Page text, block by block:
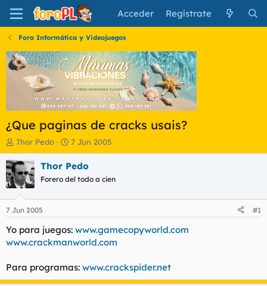
Acceder Regístrate
Foro Informática y Videojuegos
¿Que paginas de cracks usais?
I
n
i
c
i
a
d
o
r
d
e
t
e
Thor Pedo
F
e
c
a
i
n
c
o
7 Jun 2005
Thor Pedo
Forero del todo a cien
7 Jun 2005 #1
Yo para juegos: www.gamecopyworld.com
www.crackmanworld.com
Para programas: www.crackspider.net